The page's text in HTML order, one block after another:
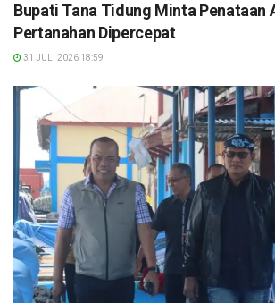
Bupati Tana Tidung Minta Penataan
Pertanahan Dipercepat
31 JULI 2026 18:59